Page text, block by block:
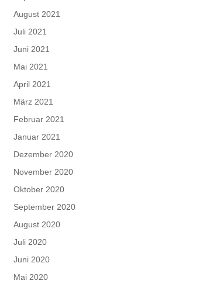
August 2021
Juli 2021
Juni 2021
Mai 2021
April 2021
März 2021
Februar 2021
Januar 2021
Dezember 2020
November 2020
Oktober 2020
September 2020
August 2020
Juli 2020
Juni 2020
Mai 2020